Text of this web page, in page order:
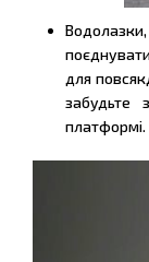
для
забудьте
платформі.